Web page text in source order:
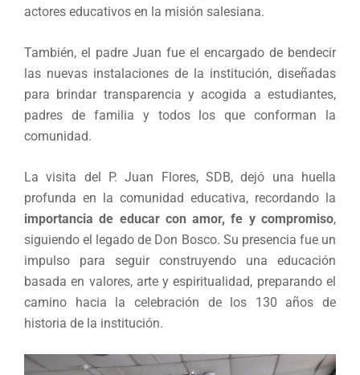
actores educativos en la misión salesiana.
También, el padre Juan fue el encargado de bendecir
las nuevas instalaciones de la institución, diseñadas
para brindar transparencia y acogida a estudiantes,
padres de familia y todos los que conforman la
comunidad.
La visita del P. Juan Flores, SDB, dejó una huella
profunda en la comunidad educativa, recordando la
importancia de educar con amor, fe y compromiso,
siguiendo el legado de Don Bosco. Su presencia fue un
impulso para seguir construyendo una educación
basada en valores, arte y espiritualidad, preparando el
camino hacia la celebración de los 130 años de
historia de la institución.